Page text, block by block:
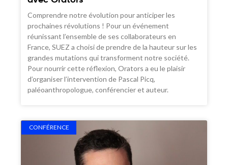
Comprendre notre évolution pour anticiper les
prochaines révolutions ! Pour un événement
réunissant l’ensemble de ses collaborateurs en
France, SUEZ a choisi de prendre de la hauteur sur les
grandes mutations qui transforment notre société.
Pour nourrir cette réflexion, Orators a eu le plaisir
d’organiser l’intervention de Pascal Picq,
paléoanthropologue, conférencier et auteur.
CONFÉRENCE